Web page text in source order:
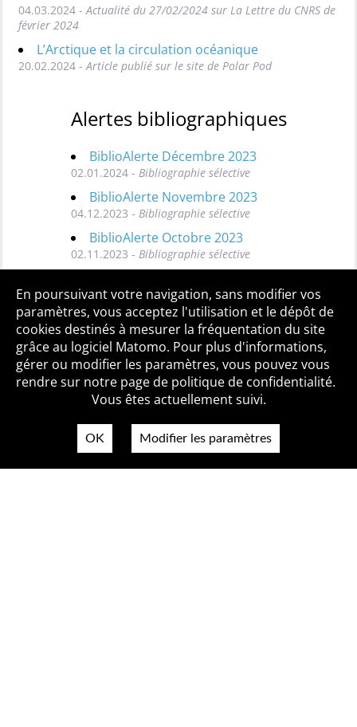
04.03.2024 - Actualité du 27/02/2024 sur La Lettre du CNRS de
février 2024
L’Arctique et la circulation océanique
20.02.2024 - Article publié sur le site de Polar Pod
Alertes bibliographiques
BiblioAlerte Décembre 2023
02.01.2024 - Bibliographie sélective
BiblioAlerte Novembre 2023
04.12.2023 - Bibliographie sélective
BiblioAlerte Octobre 2023
02.11.2023 - Bibliographie sélective
Toutes les BiblioAlertes
Qui sommes-nous ? Mentions légales
Accessibilité
Politique de confidentialité
Contact
En poursuivant votre navigation, sans modifier vos
paramètres, vous acceptez l'utilisation et le dépôt de
cookies destinés à mesurer la fréquentation du site
grâce au logiciel Matomo. Pour plus d'informations,
gérer ou modifier les paramètres, vous pouvez vous
rendre sur notre page de politique de confidentialité.
Vous êtes actuellement suivi.
OK Modifier les paramètres